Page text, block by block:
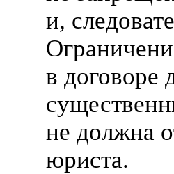
и,
в договоре
не должна
юриста.